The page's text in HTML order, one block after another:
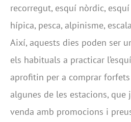
recorregut, esquí nòrdic,
hípica, pesca, alpinisme,
Així, aquests dies poden ser
els habituals a practicar
aprofitin per a comprar
algunes de les estacions, que
venda amb promocions i